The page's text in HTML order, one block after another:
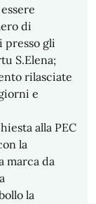
di
presso gli
S.Elena;
rilasciate
e
alla PEC
la
marca da
la